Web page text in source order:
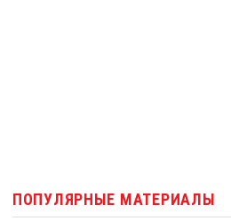
ПОПУЛЯРНЫЕ МАТЕРИАЛЫ